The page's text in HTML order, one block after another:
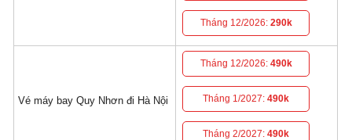
Tháng 12/2026: 290k
Vé máy bay Quy Nhơn đi Hà Nội
Tháng 12/2026: 490k
Tháng 1/2027:490k
Tháng 2/2027:490k